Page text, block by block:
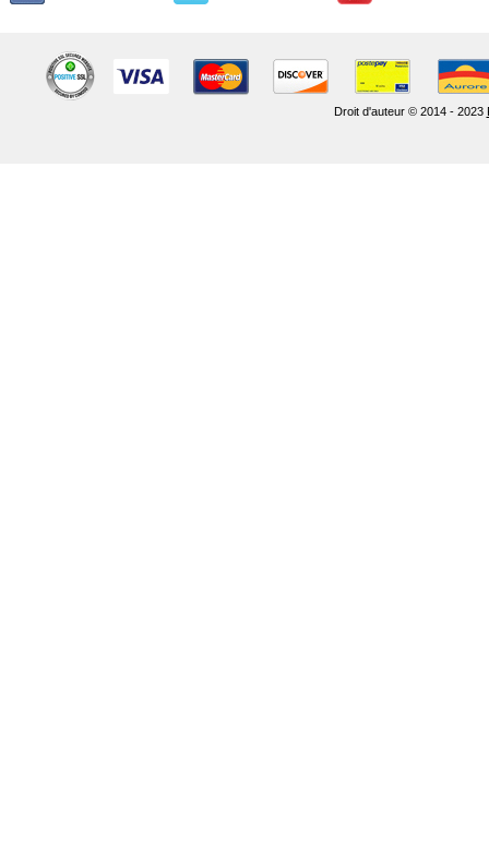
Droit d'auteur © 2014 - 2023